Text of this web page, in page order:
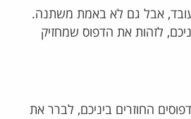
עובד, אבל גם לא באמת משתנה.
לזהות את הדפוס שמחזיק
החוזרים ביניכם, לברר את